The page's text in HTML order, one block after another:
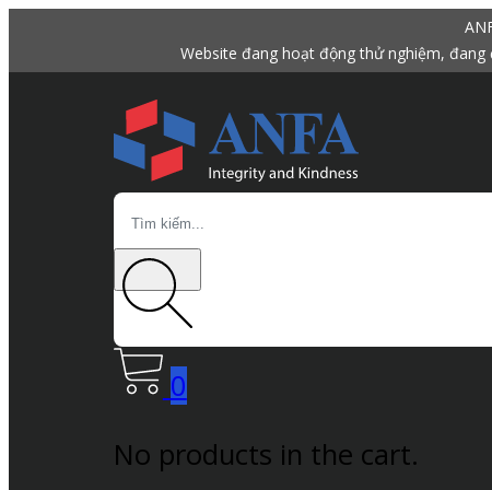
Website đang hoạt động thử nghiệm,
Search
0
No products in the cart.